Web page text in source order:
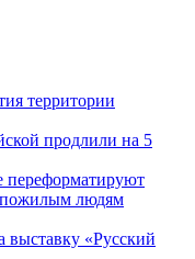
территории
продлили на 5
переформатируют
пожилым людям
выставку «Русский